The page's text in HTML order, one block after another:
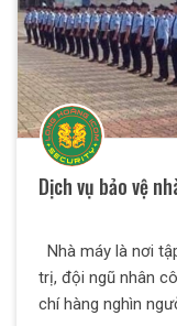
Dịch vụ bảo vệ
Nhà máy là nơi
trị, đội ngũ nhân
chí hàng nghìn